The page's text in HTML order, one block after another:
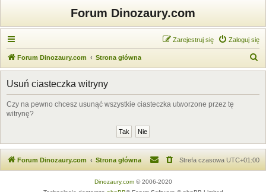
Forum Dinozaury.com
Zaloguj się
Zarejestruj się
Forum Dinozaury.com Strona główna
z
Usuń ciasteczka witryny
Czy na pewno chcesz usunąć wszystkie ciasteczka utworzone przez tę
witrynę?
Forum Dinozaury.com Strona główna Strefa czasowa UTC+01:00
Dinozaury.com© 2006-2020